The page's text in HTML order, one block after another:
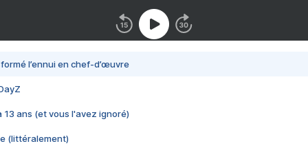
l’ennui en chef-d’œuvre
13 ans (et vous l'avez ignoré)
(littéralement)